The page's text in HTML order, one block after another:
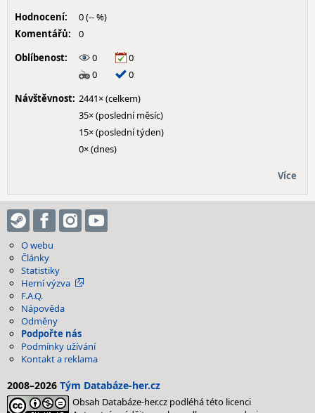
Hodnocení:
0 (-- %)
Komentářů:
0
Oblíbenost:
0
0
0
0
Návštěvnost: 2441× (celkem)
35× (poslední měsíc)
15× (poslední týden)
0× (dnes)
Více
O webu
Články
Statistiky
Herní výzva
F.A.Q.
Nápověda
Odměny
Podpořte nás
Podmínky užívání
Kontakt a reklama
2008–2026 Tým Databáze-her.cz
Obsah Databáze-her.cz podléhá této licenci